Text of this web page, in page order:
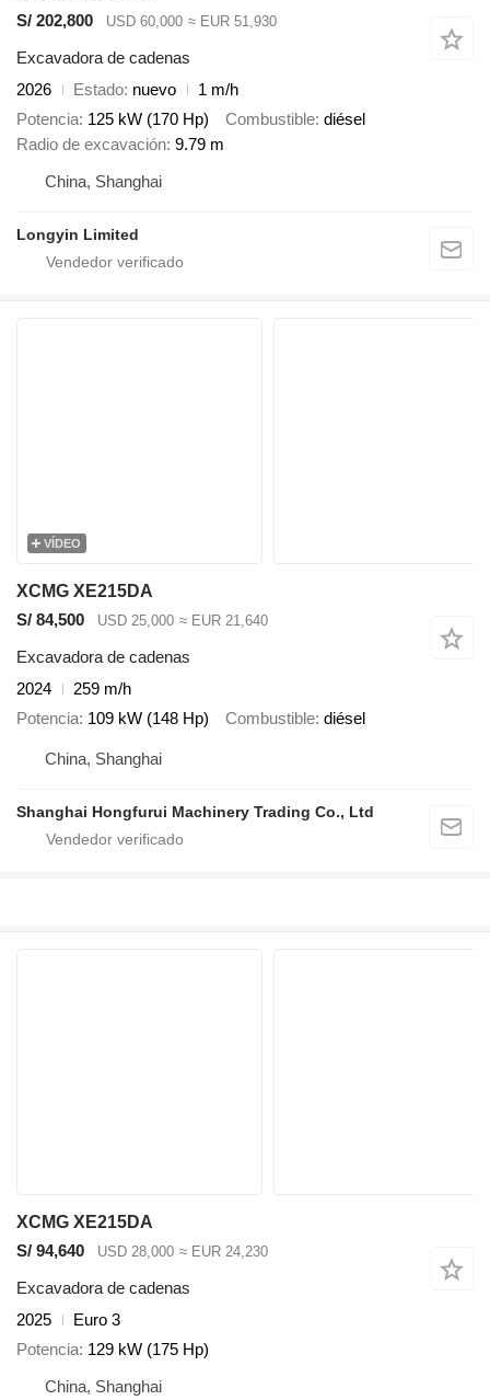
S/ 202,800
USD 60,000 ≈ EUR 51,930
Excavadora de cadenas
2026
Estado nuevo
1 m/h
Potencia 125 kW (170 Hp) Combustible diésel
Radio de excavación 9.79 m
China, Shanghai
Longyin Limited
VÍDEO
XCMG XE215DA
S/ 84,500
USD 25,000 ≈ EUR 21,640
Excavadora de cadenas
2024
259 m/h
Potencia 109 kW (148 Hp) Combustible diésel
China, Shanghai
Shanghai Hongfurui Machinery Trading Co., Ltd
XCMG XE215DA
S/ 94,640
USD 28,000 ≈ EUR 24,230
Excavadora de cadenas
2025
Euro 3
Potencia 129 kW (175 Hp)
China, Shanghai